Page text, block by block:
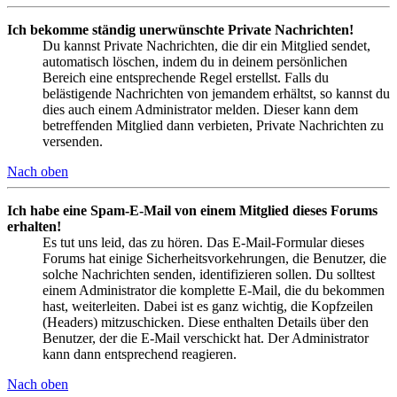
Ich bekomme ständig unerwünschte Private Nachrichten!
Du kannst Private Nachrichten, die dir ein Mitglied sendet,
automatisch löschen, indem du in deinem persönlichen
Bereich eine entsprechende Regel erstellst. Falls du
belästigende Nachrichten von jemandem erhältst, so kannst du
dies auch einem Administrator melden. Dieser kann dem
betreffenden Mitglied dann verbieten, Private Nachrichten zu
versenden.
Nach oben
Ich habe eine Spam-E-Mail von einem Mitglied dieses Forums
erhalten!
Es tut uns leid, das zu hören. Das E-Mail-Formular dieses
Forums hat einige Sicherheitsvorkehrungen, die Benutzer, die
solche Nachrichten senden, identifizieren sollen. Du solltest
einem Administrator die komplette E-Mail, die du bekommen
hast, weiterleiten. Dabei ist es ganz wichtig, die Kopfzeilen
(Headers) mitzuschicken. Diese enthalten Details über den
Benutzer, der die E-Mail verschickt hat. Der Administrator
kann dann entsprechend reagieren.
Nach oben